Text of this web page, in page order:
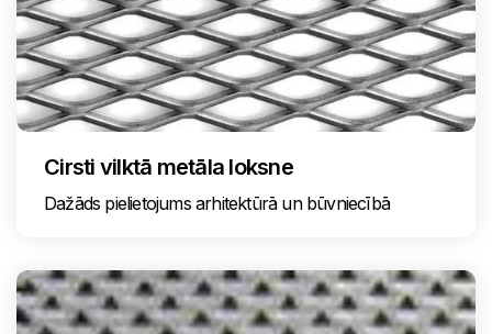
Cirsti vilktā metāla loksne
Dažāds pielietojums arhitektūrā un būvniecībā